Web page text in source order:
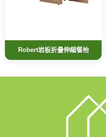
Robert岩板折疊伸縮餐枱